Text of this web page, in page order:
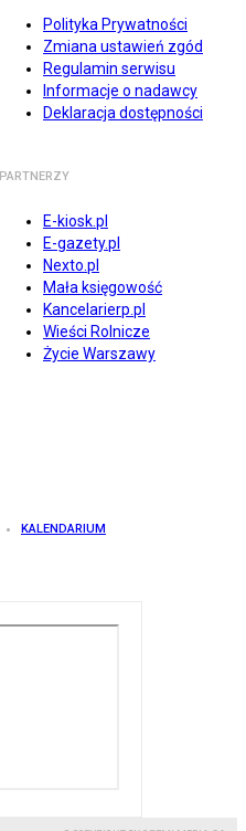
Polityka Prywatności
Zmiana ustawień zgód
Regulamin serwisu
Informacje o nadawcy
Deklaracja dostępności
PARTNERZY
E-kiosk.pl
E-gazety.pl
Nexto.pl
Mała księgowość
Kancelarierp.pl
Wieści Rolnicze
Życie Warszawy
KALENDARIUM